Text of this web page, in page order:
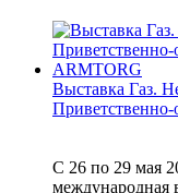
Выставка Газ.
С 26 по 29 мая
международная